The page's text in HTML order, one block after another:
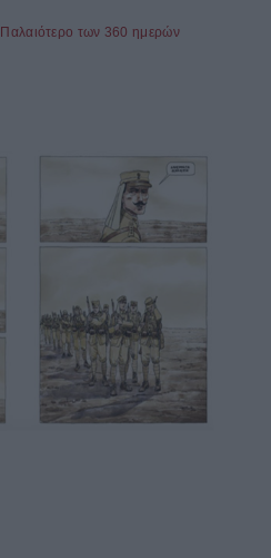
Παλαιότερο των 360 ημερών